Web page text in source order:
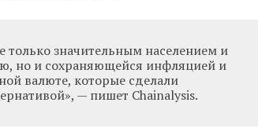
только значительным населением и
но и сохраняющейся инфляцией и
валюте, которые сделали
— пишет Chainalysis.